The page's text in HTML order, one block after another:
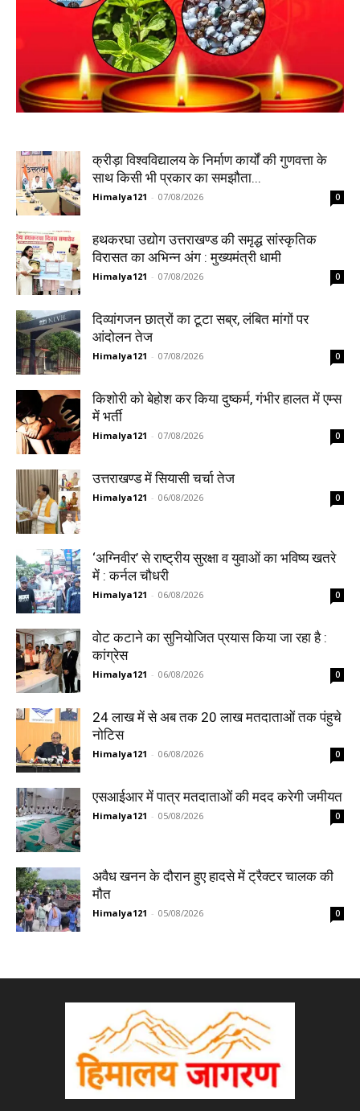
क्रीड़ा विश्वविद्यालय के निर्माण कार्यों की गुणवत्ता के
साथ किसी भी प्रकार का समझौता...
Himalya121 - 07/08/2026 0
हथकरघा उद्योग उत्तराखण्ड की समृद्ध सांस्कृतिक
विरासत का अभिन्न अंग : मुख्यमंत्री धामी
Himalya121 - 07/08/2026 0
दिव्यांगजन छात्रों का टूटा सब्र, लंबित मांगों पर
आंदोलन तेज
Himalya121 - 07/08/2026 0
किशोरी को बेहोश कर किया दुष्कर्म, गंभीर हालत में एम्स
में भर्ती
Himalya121 - 07/08/2026 0
उत्तराखण्ड में सियासी चर्चा तेज
Himalya121 - 06/08/2026 0
‘अग्निवीर’ से राष्ट्रीय सुरक्षा व युवाओं का भविष्य खतरे
में : कर्नल चौधरी
Himalya121 - 06/08/2026 0
वोट कटाने का सुनियोजित प्रयास किया जा रहा है :
कांग्रेस
Himalya121 - 06/08/2026 0
24 लाख में से अब तक 20 लाख मतदाताओं तक पंहुचे
नोटिस
Himalya121 - 06/08/2026 0
एसआईआर में पात्र मतदाताओं की मदद करेगी जमीयत
Himalya121 - 05/08/2026 0
अवैध खनन के दौरान हुए हादसे में ट्रैक्टर चालक की
मौत
Himalya121 - 05/08/2026 0